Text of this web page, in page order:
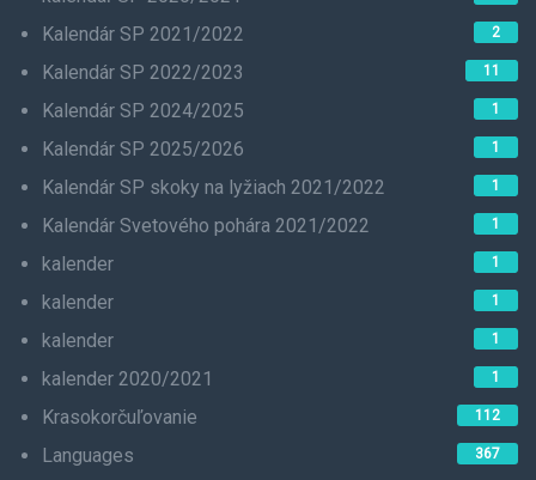
Kalendár SP 2021/2022 2
Kalendár SP 2022/2023 11
Kalendár SP 2024/2025 1
Kalendár SP 2025/2026 1
Kalendár SP skoky na lyžiach 2021/2022 1
Kalendár Svetového pohára 2021/2022 1
kalender 1
kalender 1
kalender 1
kalender 2020/2021 1
Krasokorčuľovanie 112
Languages 367